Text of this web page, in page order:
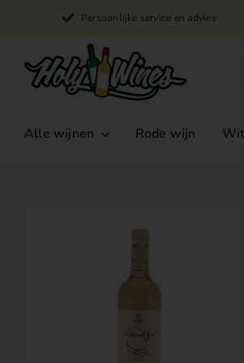
content
Persoonlijke service en advies
Alle wijnen Rode wijn